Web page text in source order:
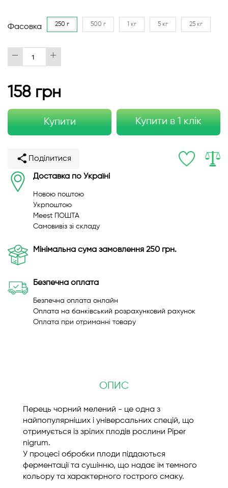
Фасовка 250 г 500 г 1 кг 5 кг 25 кг
158 грн
Купити Купити в 1 клік
Поділитися
Доставка по Україні
Новою поштою
Укрпоштою
Meest ПОШТА
Самовивіз зі складу
Мінімальна сума замовлення 250 грн.
Безпечна оплата
Безпечна оплата онлайн
Оплата на банківський розрахунковий рахунок
Оплата при отриманні товару
ОПИС
Перець чорний мелений - це одна з
найпопулярніших і універсальних спецій, що
отримується із зрілих плодів рослини Piper
nigrum.
У процесі обробки плоди піддаються
ферментації та сушінню, що надає їм темного
кольору та характерного гострого смаку.